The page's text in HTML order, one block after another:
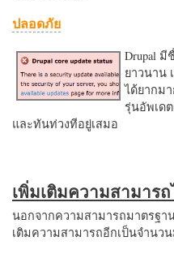
ปลอดภัย
Drupal
ยาวนาน
ได้ยากม
รุ่นอัพเด
และทันท่วงทีอยู่เสมอ
เพิ่มเติมความสามาร
นอกจากความสามารถมาตรฐา
เติมความสามารถอีกเป็นจำนว